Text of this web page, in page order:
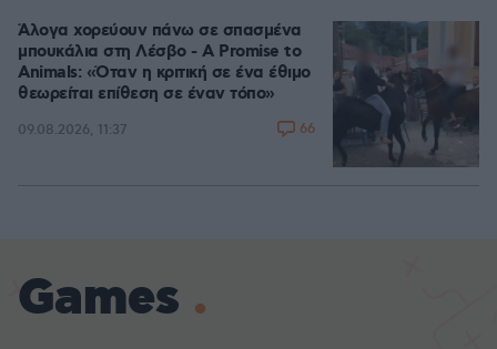
Άλογα χορεύουν πάνω σε σπασμένα
μπουκάλια στη Λέσβο - A Promise to
Animals: «Όταν η κριτική σε ένα έθιμο
θεωρείται επίθεση σε έναν τόπο»
09.08.2026, 11:37 66
Games